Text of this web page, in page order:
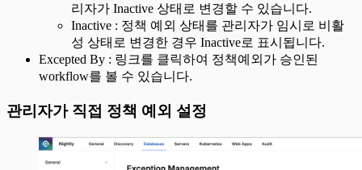
리자가 Inactive 상태로 변경할 수 있습니다.
Inactive : 정책 예외 상태를 관리자가 임시로 비활
성 상태로 변경한 경우 Inactive로 표시됩니다.
Excepted By : 링크를 클릭하여 정책예외가 승인된
workflow를 볼 수 있습니다.
관리자가 직접 정책 예외 설정